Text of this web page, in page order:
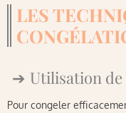
LES
Utilisation de
Pour congeler